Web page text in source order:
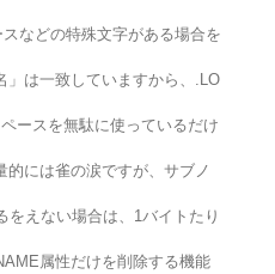
などの特殊文字がある場合を
」は一致していますから、.LO
ースを無駄に使っているだけ
的には雀の涙ですが、サブノ
をえない場合は、1バイトたり
属性だけを削除する機能